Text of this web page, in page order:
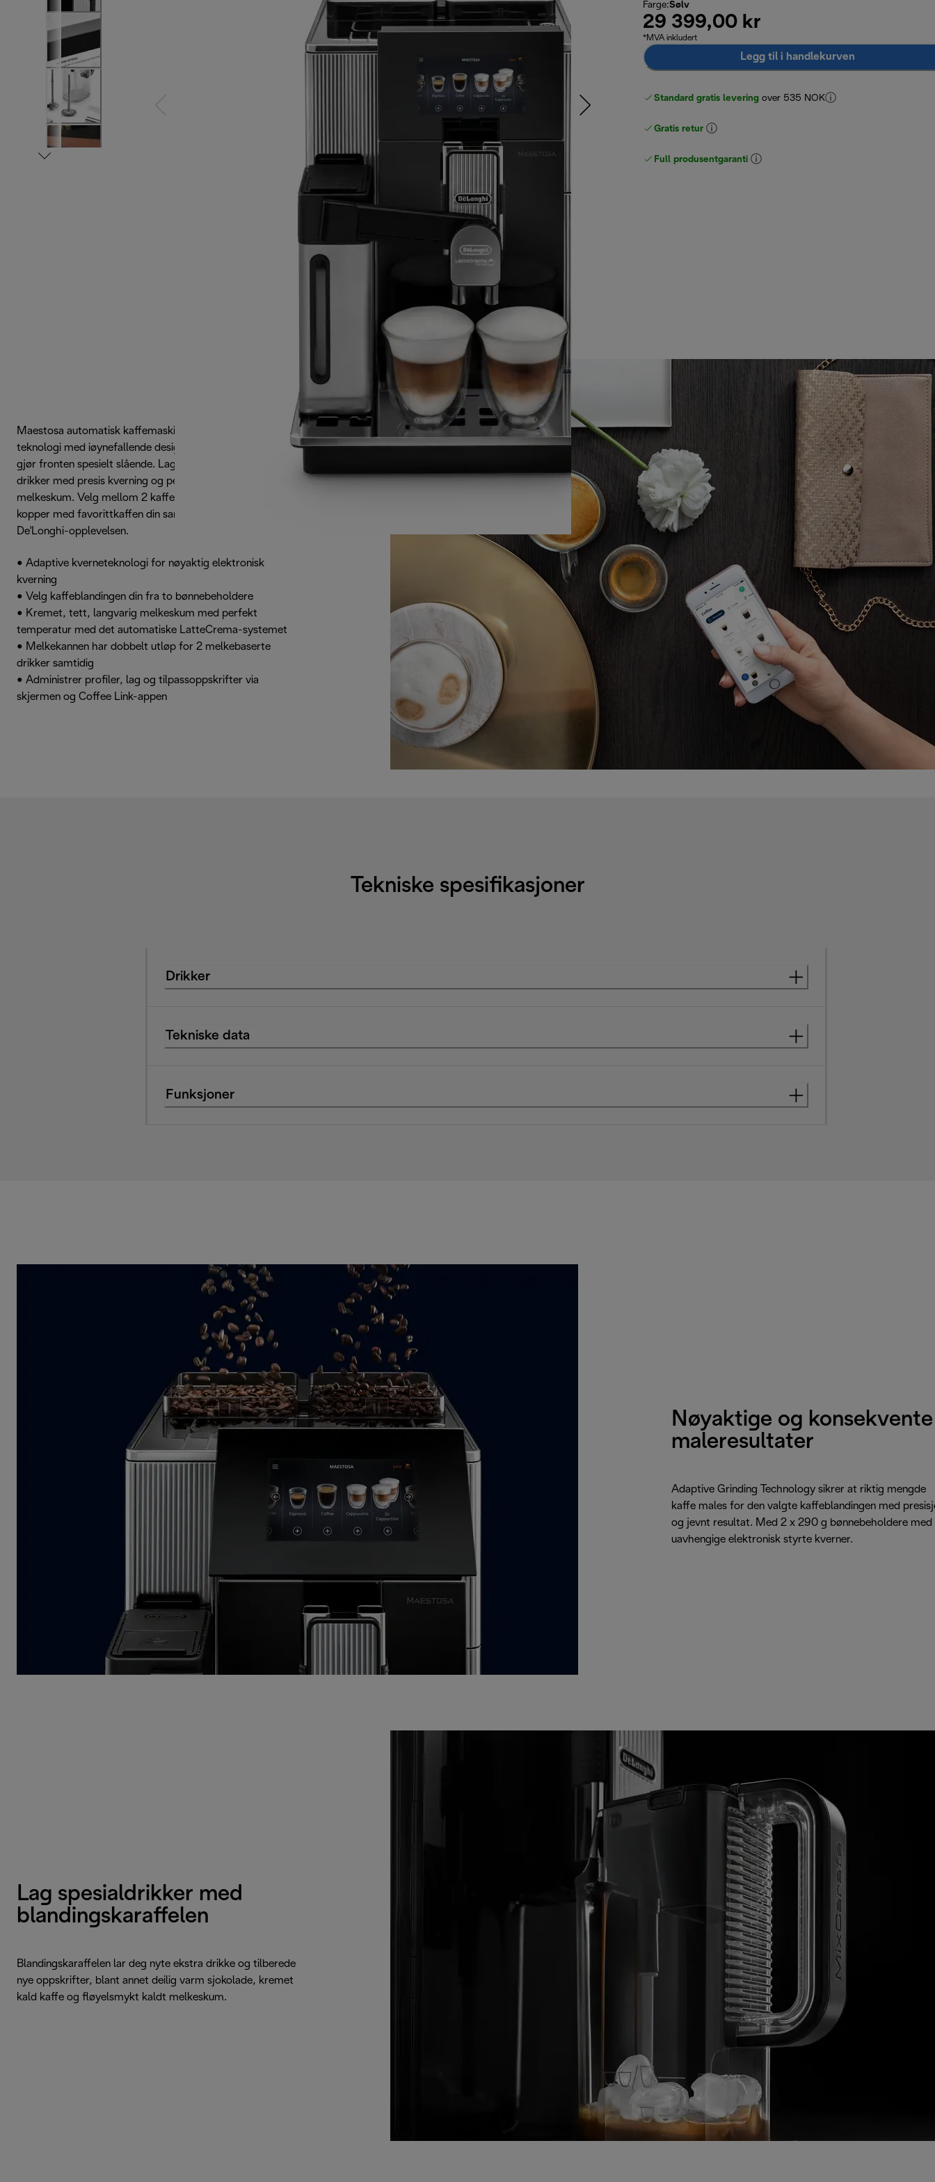
Farge:Sølv
29 399,00 kr
*MVA inkludert
Legg til i handlekurven
Standard gratis levering over 535 NOK
Gratis retur
Full produsentgaranti
Maestosa automatisk kaffemaskin balanserer avansert
teknologi med iøynefallende design. Speilende svart glass
gjør fronten spesielt slående. Lag en rekke personlige
drikker med presis kverning og perfekt kremet
melkeskum. Velg mellom 2 kaffeblandinger og server 2
kopper med favorittkaffen din samtidig for å dele
De'Longhi-opplevelsen.
• Adaptive kverneteknologi for nøyaktig elektronisk
kverning
• Velg kaffeblandingen din fra to bønnebeholdere
• Kremet, tett, langvarig melkeskum med perfekt
temperatur med det automatiske LatteCrema-systemet
• Melkekannen har dobbelt utløp for 2 melkebaserte
drikker samtidig
• Administrer profiler, lag og tilpassoppskrifter via
skjermen og Coffee Link-appen
Tekniske spesifikasjoner
Drikker
Tekniske data
Funksjoner
Nøyaktige og konsekvente
maleresultater
Adaptive Grinding Technology sikrer at riktig mengde
kaffe males for den valgte kaffeblandingen med
og jevnt resultat. Med 2 x 290 g bønnebeholdere med
uavhengige elektronisk styrte kverner.
Lag spesialdrikker med
blandingskaraffelen
Blandingskaraffelen lar deg nyte ekstra drikke og tilberede
nye oppskrifter, blant annet deilig varm sjokolade, kremet
kald kaffe og fløyelsmykt kaldt melkeskum.